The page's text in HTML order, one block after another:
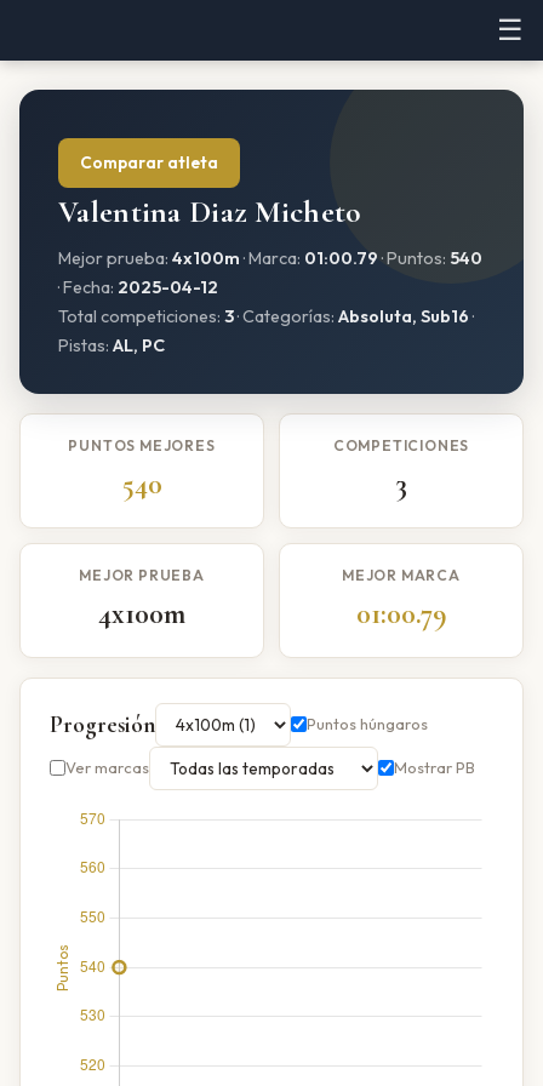
☰
Comparar atleta
Valentina Diaz Micheto
Mejor prueba: 4x100m · Marca: 01:00.79· Puntos: 540
· Fecha: 2025-04-12
Total competiciones: 3· Categorías: Absoluta, Sub16 ·
Pistas: AL, PC
PUNTOS MEJORES
540
COMPETICIONES
3
MEJOR PRUEBA
4x100m
MEJOR MARCA
01:00.79
Progresión Puntos húngaros
Ver marcas Mostrar PB